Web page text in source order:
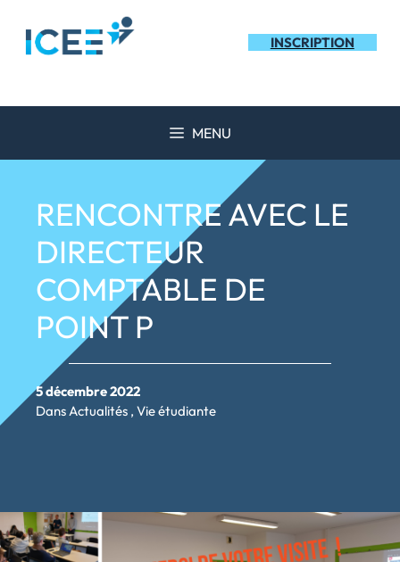
contenu
INSCRIPTION
MENU
RENCONTRE AVEC LE
DIRECTEUR
COMPTABLE DE
POINT P
5 décembre 2022
Dans Actualités , Vie étudiante